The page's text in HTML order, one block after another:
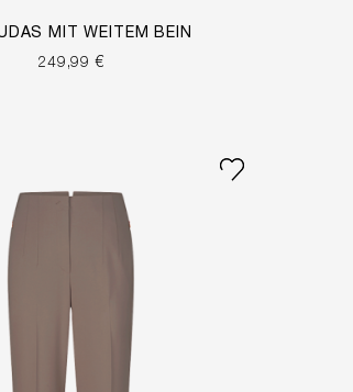
MIT WEITEM BEIN
249,99 €